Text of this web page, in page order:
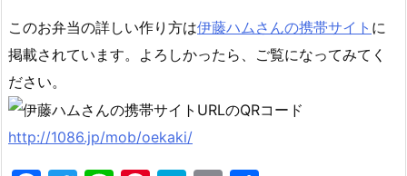
このお弁当の詳しい作り方は伊藤ハムさんの携帯サイト に
掲載されています。よろしかったら、ご覧になってみてく
ださい。
http://1086.jp/mob/oekaki/